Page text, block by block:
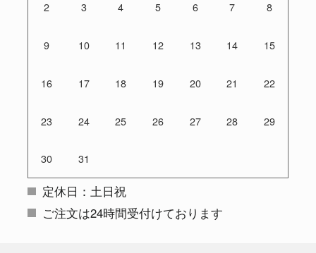
2 3 4 5 6 7 8
9 10 11 12 13 14 15
16 17 18 19 20 21 22
23 24 25 26 27 28 29
30 31
定休日：土日祝
ご注文は24時間受付けております